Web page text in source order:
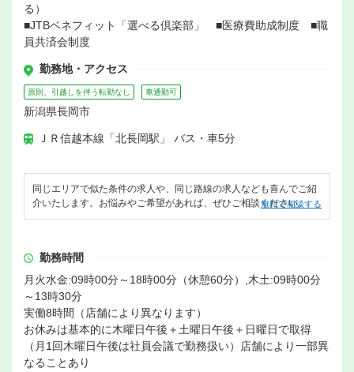
る）
■JTBベネフィット「選べる倶楽部」 ■医療費助成制度 ■職
員共済会制度
勤務地・アクセス
原則、引越しを伴う転勤なし 車通勤可
新潟県長岡市
ＪＲ信越本線「北長岡駅」 バス・車5分
同じエリアで似た条件の求人や、同じ路線の求人なども喜んでご紹
介いたします。お悩みやご希望があれば、ぜひご相談ください。
無料で相談する
勤務時間
月火水金:09時00分～18時00分（休憩60分）,木土:09時00分
～13時30分
実働8時間（店舗により異なります）
お休みは基本的に木曜日午後＋土曜日午後＋日曜日で取得
（月1回木曜日午後は社員会議で勤務扱い）店舗により一部異
なることあり